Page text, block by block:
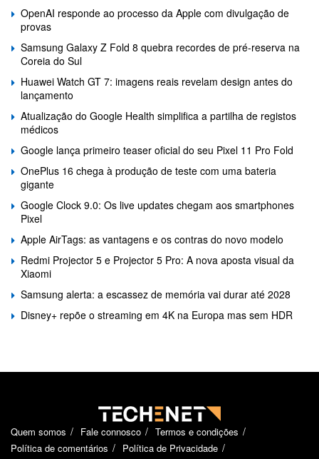
OpenAI responde ao processo da Apple com divulgação de
provas
Samsung Galaxy Z Fold 8 quebra recordes de pré-reserva na
Coreia do Sul
Huawei Watch GT 7: imagens reais revelam design antes do
lançamento
Atualização do Google Health simplifica a partilha de registos
médicos
Google lança primeiro teaser oficial do seu Pixel 11 Pro Fold
OnePlus 16 chega à produção de teste com uma bateria
gigante
Google Clock 9.0: Os live updates chegam aos smartphones
Pixel
Apple AirTags: as vantagens e os contras do novo modelo
Redmi Projector 5 e Projector 5 Pro: A nova aposta visual da
Xiaomi
Samsung alerta: a escassez de memória vai durar até 2028
Disney+ repõe o streaming em 4K na Europa mas sem HDR
Quem somos Fale connosco
Termos e condições
Política de comentários
Política de Privacidade